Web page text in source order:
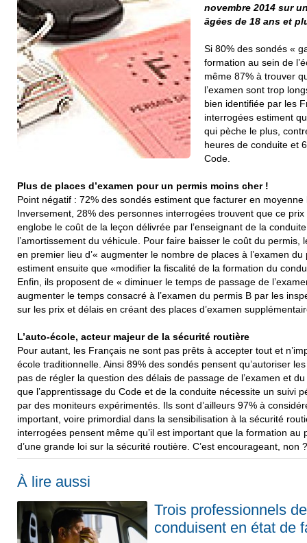
novembre 2014 sur
âgées de 18 ans et
Si 80% des sondés «
formation au sein de
même 87% à trouver
l’examen sont trop
bien identifiée par les
interrogées estiment
qui pèche le plus,
heures de conduite et
Code.
Plus de places d’examen pour un permis moins cher !
Point négatif : 72% des sondés estiment que facturer en moyenne
Inversement, 28% des personnes interrogées trouvent que ce prix
englobe le coût de la leçon délivrée par l’enseignant de la
l’amortissement du véhicule. Pour faire baisser le coût du
en premier lieu d’« augmenter le nombre de places à l’examen
estiment ensuite que «modifier la fiscalité de la formation du
Enfin, ils proposent de « diminuer le temps de passage de
augmenter le temps consacré à l’examen du permis B par les
sur les prix et délais en créant des places d’examen
L’auto-école, acteur majeur de la sécurité routière
Pour autant, les Français ne sont pas prêts à accepter tout et
école traditionnelle. Ainsi 89% des sondés pensent qu’autoriser
pas de régler la question des délais de passage de l’examen et
que l’apprentissage du Code et de la conduite nécessite un suivi
par des moniteurs expérimentés. Ils sont d’ailleurs 97% à
important, voire primordial dans la sensibilisation à la sécurité
interrogées pensent même qu’il est important que la formation
d’une grande loi sur la sécurité routière. C’est encourageant, non ?
À lire aussi
Trois professionnels
conduisent en état de